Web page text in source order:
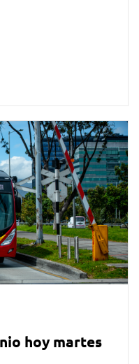
hoy martes